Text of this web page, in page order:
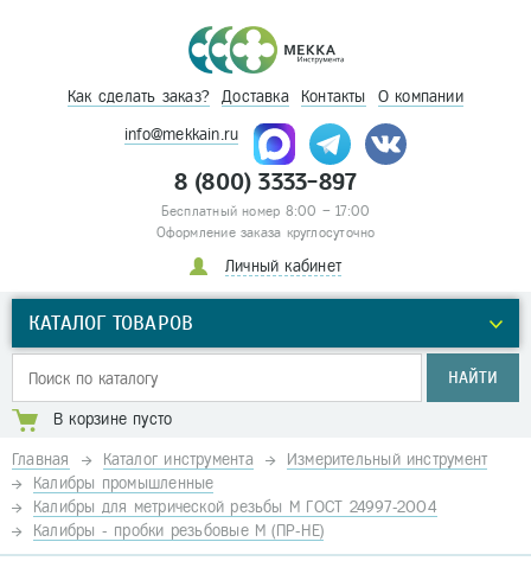
Как сделать заказ? Доставка Контакты О компании
info@mekkain.ru
8 (800) 3333-897
Бесплатный номер 8:00 – 17:00
Оформление заказа круглосуточно
Личный кабинет
КАТАЛОГ ТОВАРОВ
НАЙТИ
В корзине пусто
Главная Каталог инструмента
Измерительный инструмент
Калибры промышленные
Калибры для метрической резьбы М ГОСТ 24997-2004
Калибры - пробки резьбовые М (ПР-НЕ)